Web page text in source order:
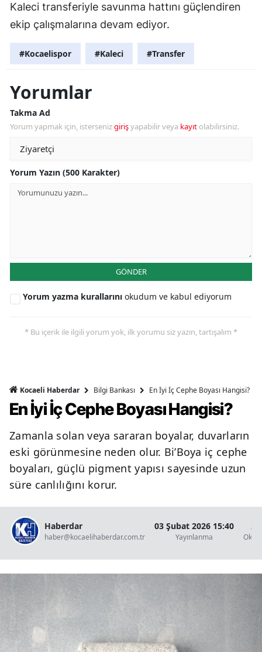
Kaleci transferiyle savunma hattını güçlendiren
ekip çalışmalarına devam ediyor.
#Kocaelispor #Kaleci #Transfer
Yorumlar
Takma Ad
Yorum yapmak için, istersenizgirişyapabilir veya kayıt olabilirsiniz.
Yorum Yazın (500 Karakter)
GÖNDER
Yorum yazma kurallarını okudum ve kabul ediyorum
* Bu içerik ile ilgili yorum yok, ilk yorumu siz yazın, tartışalım *
Kocaeli Haberdar Bilgi Bankası En İyi İç Cephe Boyası Hangisi?
En İyi İç Cephe Boyası Hangisi?
Zamanla solan veya sararan boyalar, duvarların
eski görünmesine neden olur. Bi’Boya iç cephe
boyaları, güçlü pigment yapısı sayesinde uzun
süre canlılığını korur.
Haberdar
haber@kocaelihaberdar.com.tr
03 Şubat 2026 15:40
Yayınlanma
2